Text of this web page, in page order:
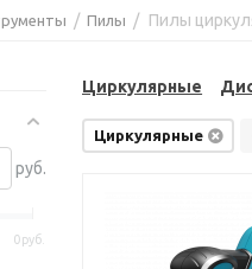
/ Пилы / Пилы
Циркулярные
Циркулярные
руб.
0руб.